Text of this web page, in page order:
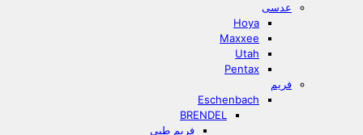
عدسی
Hoya
Maxxee
Utah
Pentax
فریم
Eschenbach
BRENDEL
فریم طبی